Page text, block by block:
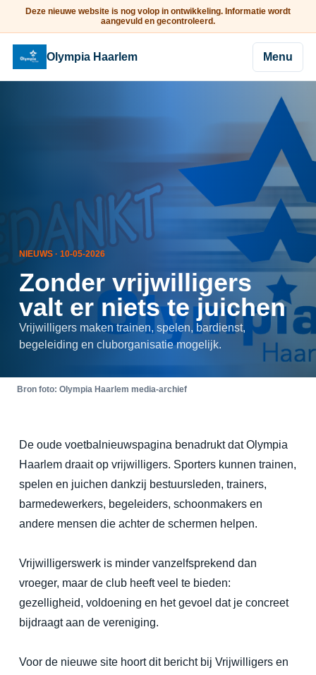
Deze nieuwe website is nog volop in ontwikkeling. Informatie wordt
aangevuld en gecontroleerd.
Olympia Haarlem Menu
NIEUWS · 10-05-2026
Zonder vrijwilligers
valt er niets te juichen
Vrijwilligers maken trainen, spelen, bardienst,
begeleiding en cluborganisatie mogelijk.
Bron foto: Olympia Haarlem media-archief
De oude voetbalnieuwspagina benadrukt dat Olympia
Haarlem draait op vrijwilligers. Sporters kunnen trainen,
spelen en juichen dankzij bestuursleden, trainers,
barmedewerkers, begeleiders, schoonmakers en
andere mensen die achter de schermen helpen.
Vrijwilligerswerk is minder vanzelfsprekend dan
vroeger, maar de club heeft veel te bieden:
gezelligheid, voldoening en het gevoel dat je concreet
bijdraagt aan de vereniging.
Voor de nieuwe site hoort dit bericht bij Vrijwilligers en